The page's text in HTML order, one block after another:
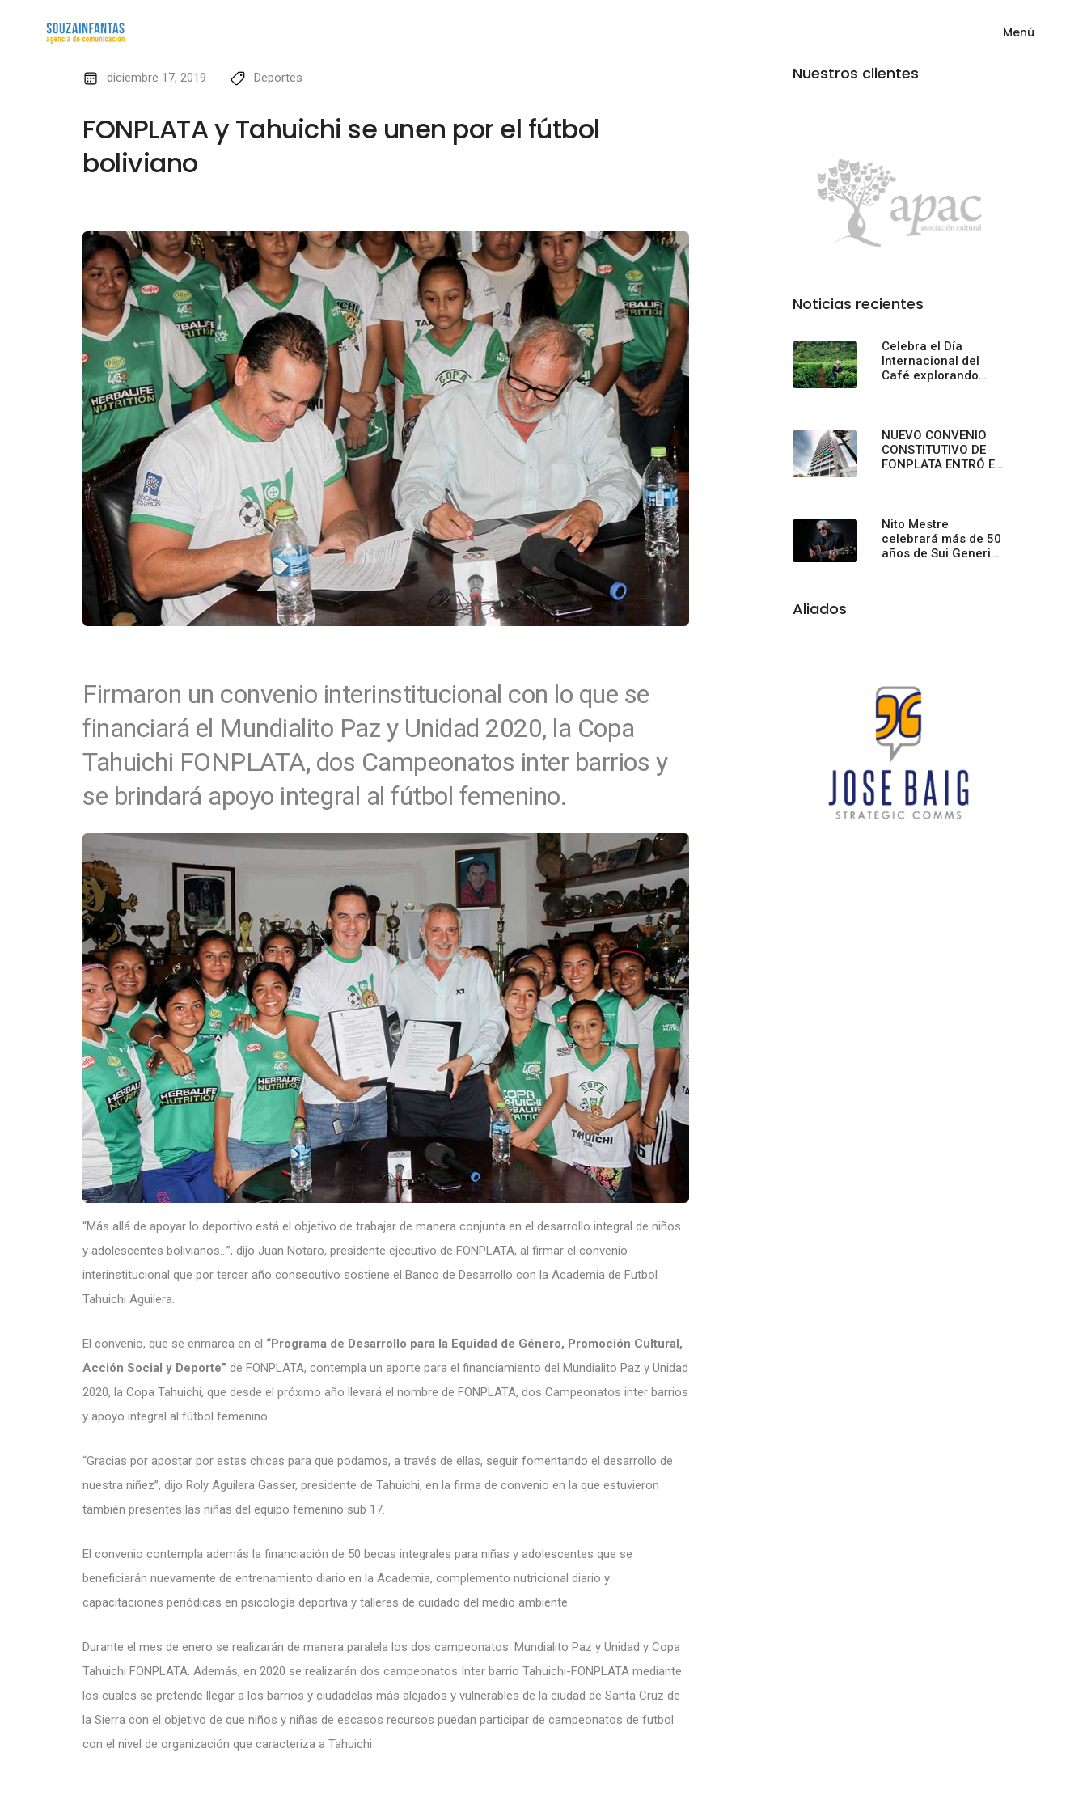
Menú
diciembre 17, 2019 Deportes
FONPLATA y Tahuichi se unen por el fútbol
boliviano
Firmaron un convenio interinstitucional con lo que se
financiará el Mundialito Paz y Unidad 2020, la Copa
Tahuichi FONPLATA, dos Campeonatos inter barrios y
se brindará apoyo integral al fútbol femenino.
“Más allá de apoyar lo deportivo está el objetivo de trabajar de manera conjunta en el desarrollo integral de niños
y adolescentes bolivianos…”, dijo Juan Notaro, presidente ejecutivo de FONPLATA, al firmar el convenio
interinstitucional que por tercer año consecutivo sostiene el Banco de Desarrollo con la Academia de Futbol
Tahuichi Aguilera.
El convenio, que se enmarca en el “Programa de Desarrollo para la Equidad de Género, Promoción Cultural,
Acción Social y Deporte” de FONPLATA, contempla un aporte para el financiamiento del Mundialito Paz y Unidad
2020, la Copa Tahuichi, que desde el próximo año llevará el nombre de FONPLATA, dos Campeonatos inter barrios
y apoyo integral al fútbol femenino.
“Gracias por apostar por estas chicas para que podamos, a través de ellas, seguir fomentando el desarrollo de
nuestra niñez”, dijo Roly Aguilera Gasser, presidente de Tahuichi, en la firma de convenio en la que estuvieron
también presentes las niñas del equipo femenino sub 17.
El convenio contempla además la financiación de 50 becas integrales para niñas y adolescentes que se
beneficiarán nuevamente de entrenamiento diario en la Academia, complemento nutricional diario y
capacitaciones periódicas en psicología deportiva y talleres de cuidado del medio ambiente.
Durante el mes de enero se realizarán de manera paralela los dos campeonatos: Mundialito Paz y Unidad y Copa
Tahuichi FONPLATA. Además, en 2020 se realizarán dos campeonatos Inter barrio Tahuichi-FONPLATA mediante
los cuales se pretende llegar a los barrios y ciudadelas más alejados y vulnerables de la ciudad de Santa Cruz de
la Sierra con el objetivo de que niños y niñas de escasos recursos puedan participar de campeonatos de futbol
con el nivel de organización que caracteriza a Tahuichi
Nuestros clientes
Noticias recientes
Celebra el Día
Internacional del
Café explorando
Starbucks
NUEVO CONVENIO
CONSTITUTIVO DE
FONPLATA ENTRÓ EN
Nito Mestre
celebrará más de 50
años de Sui Generis
Aliados